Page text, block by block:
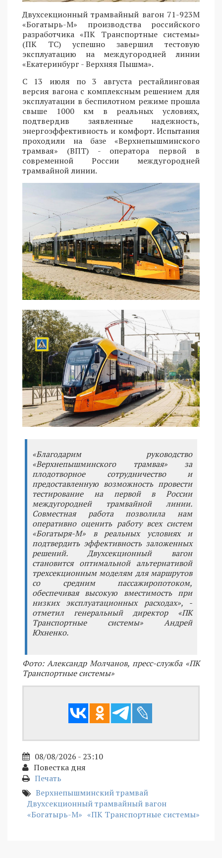
Двухсекционный трамвайный вагон 71-923М
«Богатырь-М» производства российского
разработчика «ПК Транспортные системы»
(ПК ТС) успешно завершил тестовую
эксплуатацию на междугородней линии
«Екатеринбург - Верхняя Пышма».
С 13 июля по 3 августа рестайлинговая
версия вагона с комплексным решением для
эксплуатации в беспилотном режиме прошла
свыше 1000 км в реальных условиях,
подтвердив заявленные надежность,
энергоэффективность и комфорт. Испытания
проходили на базе «Верхнепышминского
трамвая» (ВПТ) - оператора первой в
современной России междугородней
трамвайной линии.
«Благодарим руководство
«Верхнепышминского трамвая» за
плодотворное сотрудничество и
предоставленную возможность провести
тестирование на первой в России
междугородней трамвайной линии.
Совместная работа позволила нам
оперативно оценить работу всех систем
«Богатыря-М» в реальных условиях и
подтвердить эффективность заложенных
решений. Двухсекционный вагон
становится оптимальной альтернативой
трехсекционным моделям для маршрутов
со средним пассажиропотоком,
обеспечивая высокую вместимость при
низких эксплуатационных расходах», -
отметил генеральный директор «ПК
Транспортные системы» Андрей
Юхненко.
Фото: Александр Молчанов, пресс-служба «ПК
Транспортные системы»
08/08/2026 - 23:10
Повестка дня
Печать
Верхнепышминский трамвай
Двухсекционный трамвайный вагон
«Богатырь-М» «ПК Транспортные системы»